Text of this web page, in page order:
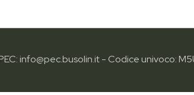
info@pec.busolin.it - Codice univoco: